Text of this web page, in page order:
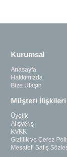
Kurumsal
Anasayfa
Hakkımızda
Bize Ulaşın
Müşteri İlişkileri
Üyelik
Alışveriş
KVKK
Gizlilik ve Çerez
Mesafeli Satış